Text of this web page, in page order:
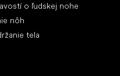
o ľudskej nohe
nôh
tela